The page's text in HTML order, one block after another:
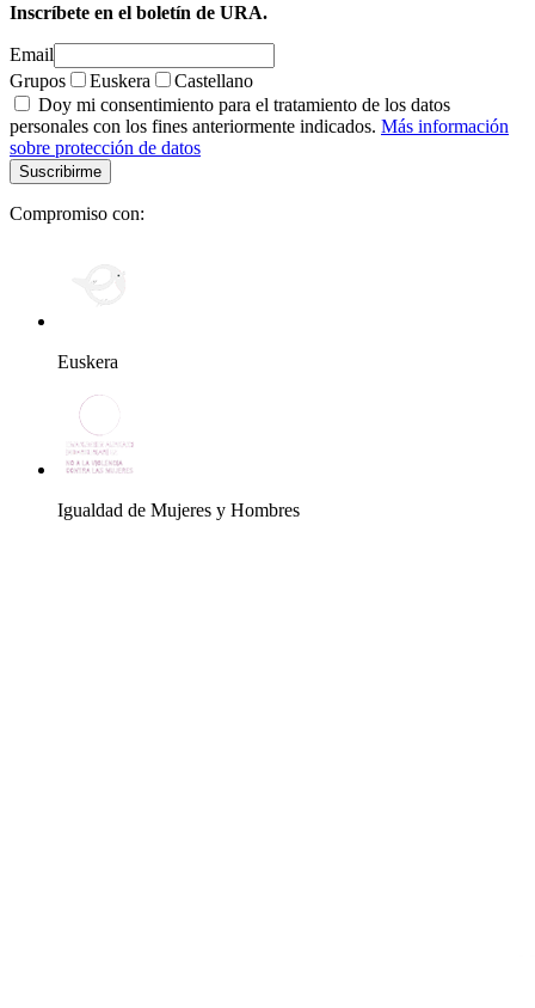
Inscríbete en el boletín de URA.
Email
Grupos
Euskera
Castellano
Doy mi consentimiento para el tratamiento de los datos
personales con los fines anteriormente indicados. Más información
sobre protección de datos
Compromiso con:
Euskera
Igualdad de Mujeres y Hombres